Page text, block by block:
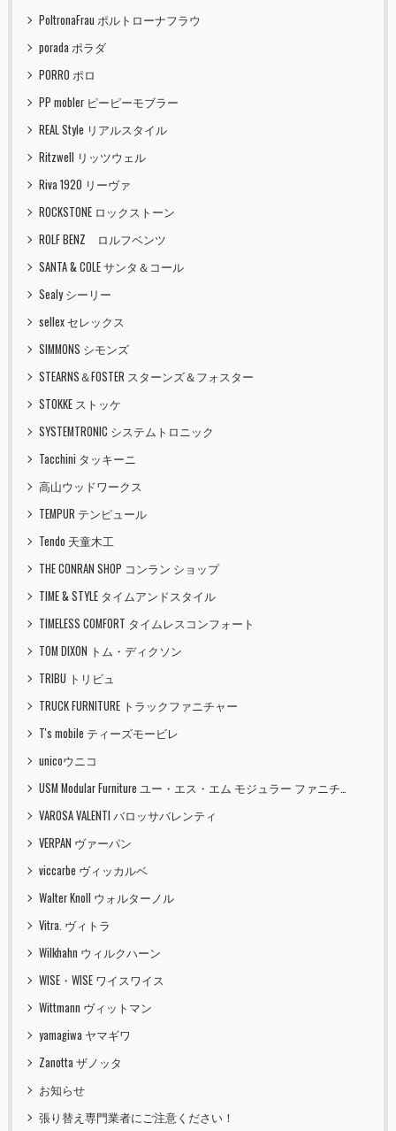
PoltronaFrau ポルトローナフラウ
porada ポラダ
PORRO ポロ
PP mobler ピーピーモブラー
REAL Style リアルスタイル
Ritzwell リッツウェル
Riva 1920 リーヴァ
ROCKSTONE ロックストーン
ROLF BENZ ロルフベンツ
SANTA & COLE サンタ＆コール
Sealy シーリー
sellex セレックス
SIMMONS シモンズ
STEARNS＆FOSTER スターンズ＆フォスター
STOKKE ストッケ
SYSTEMTRONIC システムトロニック
Tacchini タッキーニ
高山ウッドワークス
TEMPUR テンピュール
Tendo 天童木工
THE CONRAN SHOP コンラン ショップ
TIME & STYLE タイムアンドスタイル
TIMELESS COMFORT タイムレスコンフォート
TOM DIXON トム・ディクソン
TRIBU トリビュ
TRUCK FURNITURE トラックファニチャー
T's mobile ティーズモービレ
unicoウニコ
USM Modular Furniture ユー・エス・エム モジュラー ファニチャー
VAROSA VALENTI バロッサバレンティ
VERPAN ヴァーパン
viccarbe ヴィッカルベ
Walter Knoll ウォルターノル
Vitra. ヴィトラ
Wilkhahn ウィルクハーン
WISE・WISE ワイスワイス
Wittmann ヴィットマン
yamagiwa ヤマギワ
Zanotta ザノッタ
お知らせ
張り替え専門業者にご注意ください！